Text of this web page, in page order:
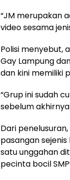
“JM merupakan
video sesama
Polisi menyebut,
Gay Lampung
dan kini memiliki
“Grup ini sudah
sebelum
Dari
pasangan
satu unggahan
pecinta bocil